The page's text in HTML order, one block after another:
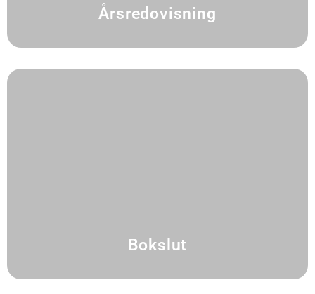
Årsredovisning
Bokslut